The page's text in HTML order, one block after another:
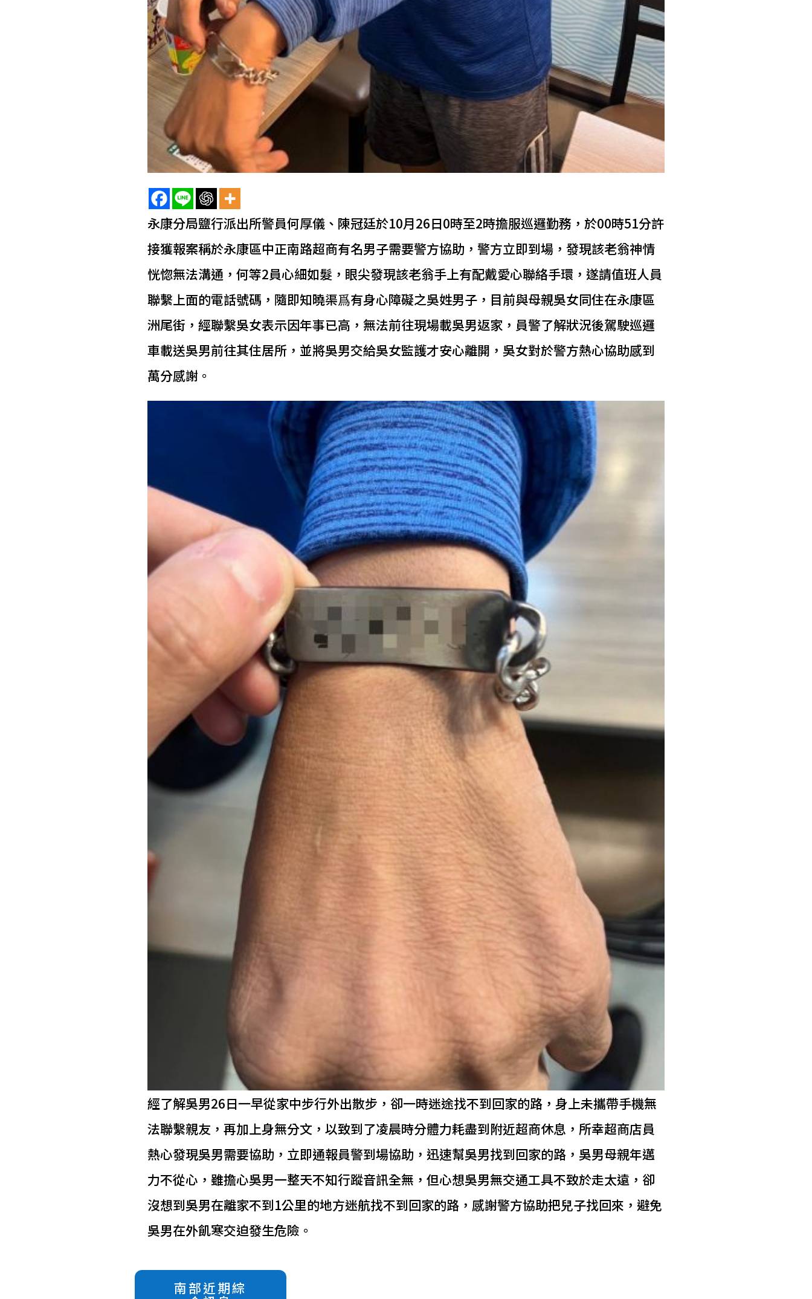
永康分局鹽行派出所警員何厚儀、陳冠廷於10月26日0時至2時擔服巡邏勤務，於00時51分許
接獲報案稱於永康區中正南路超商有名男子需要警方協助，警方立即到場，發現該老翁神情
恍惚無法溝通，何等2員心細如髮，眼尖發現該老翁手上有配戴愛心聯絡手環，遂請值班人員
聯繫上面的電話號碼，隨即知曉渠爲有身心障礙之吳姓男子，目前與母親吳女同住在永康區
洲尾街，經聯繫吳女表示因年事已高，無法前往現場載吳男返家，員警了解狀況後駕駛巡邏
車載送吳男前往其住居所，並將吳男交給吳女監護才安心離開，吳女對於警方熱心協助感到
萬分感謝。
經了解吳男26日一早從家中步行外出散步，卻一時迷途找不到回家的路，身上未攜帶手機無
法聯繫親友，再加上身無分文，以致到了凌晨時分體力耗盡到附近超商休息，所幸超商店員
熱心發現吳男需要協助，立即通報員警到場協助，迅速幫吳男找到回家的路，吳男母親年邁
力不從心，雖擔心吳男一整天不知行蹤音訊全無，但心想吳男無交通工具不致於走太遠，卻
沒想到吳男在離家不到1公里的地方迷航找不到回家的路，感謝警方協助把兒子找回來，避免
吳男在外飢寒交迫發生危險。
南部近期綜